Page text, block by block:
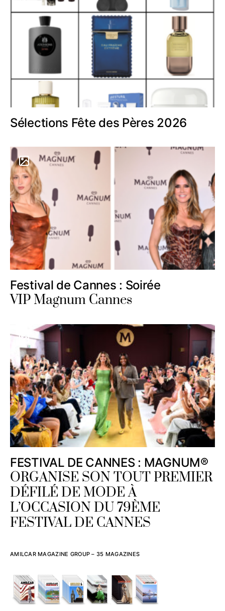
Sélections Fête des Pères 2026
Festival de Cannes : Soirée
VIP Magnum Cannes
FESTIVAL DE CANNES : MAGNUM®
ORGANISE SON TOUT PREMIER
DÉFILÉ DE MODE À
L’OCCASION DU 79ÈME
FESTIVAL DE CANNES
AMILCAR MAGAZINE GROUP – 35 MAGAZINES